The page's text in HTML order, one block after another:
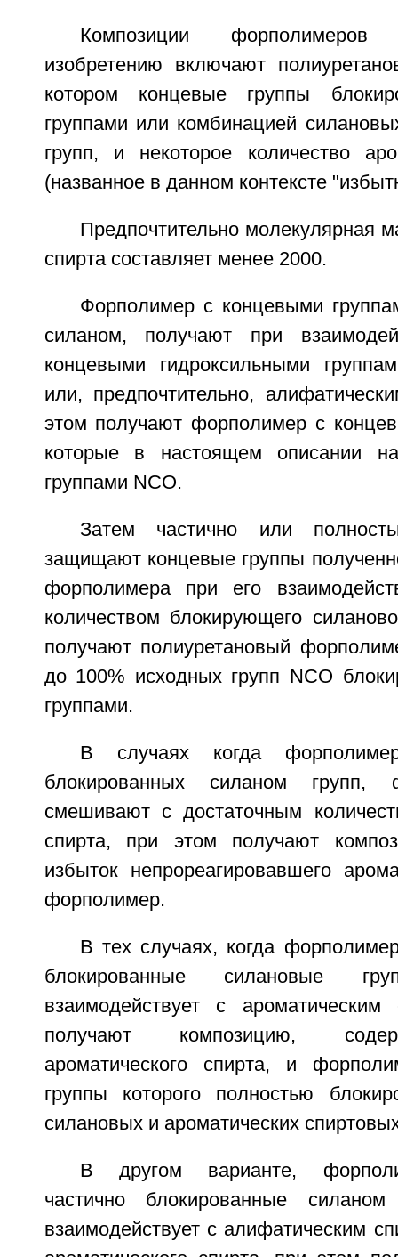
Композиции
изобретению включают
котором концевые группы
группами или комбинацией
групп, и некоторое количество
(названное в данном контексте
Предпочтительно молекулярная
спирта составляет менее 2000.
Форполимер с концевыми
силаном, получают при
концевыми гидроксильными
или, предпочтительно,
этом получают форполимер с
которые в настоящем описании
группами NCO.
Затем частично или
защищают концевые группы
форполимера при его
количеством блокирующего
получают полиуретановый
до 100% исходных групп NCO
группами.
В случаях когда
блокированных силаном групп,
смешивают с достаточным
спирта, при этом получают
избыток непрореагировавшего
форполимер.
В тех случаях, когда
блокированные силановые
взаимодействует с
получают композицию,
ароматического спирта, и
группы которого полностью
силановых и ароматических
В другом варианте,
частично блокированные
взаимодействует с алифатическим